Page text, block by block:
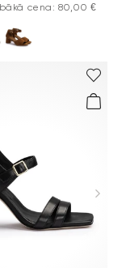
cena: 80,00 €